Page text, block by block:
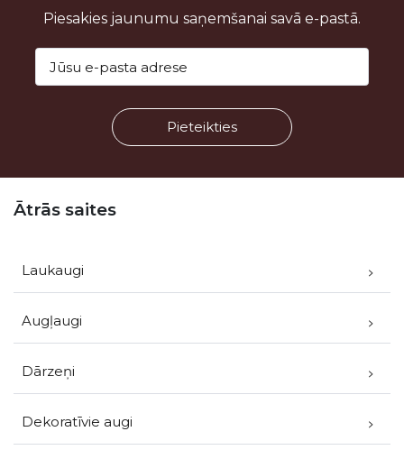
Piesakies jaunumu saņemšanai savā e-pastā.
Ātrās saites
Laukaugi
Augļaugi
Dārzeņi
Dekoratīvie augi